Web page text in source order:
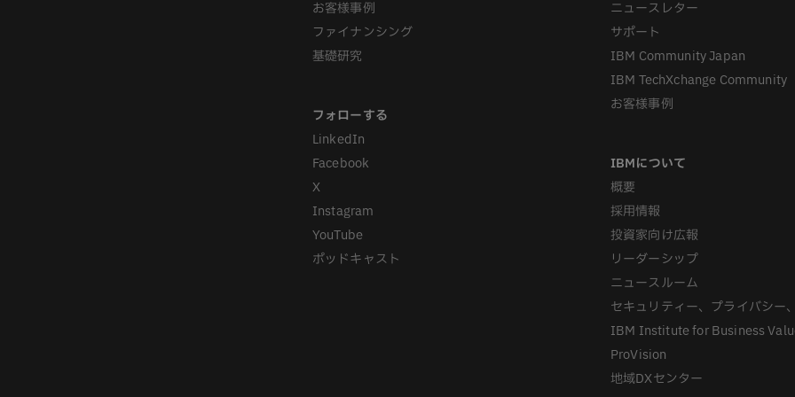
お客様事例
ファイナンシング
基礎研究
LinkedIn
Facebook
X
Instagram
YouTube
ポッドキャスト
ニュースレター
サポート
IBM Community Japan
IBM TechXchange Community
お客様事例
概要
採用情報
投資家向け広報
リーダーシップ
ニュースルーム
セキュリティー、プライバシー
IBM Institute for Business
ProVision
地域DXセンター